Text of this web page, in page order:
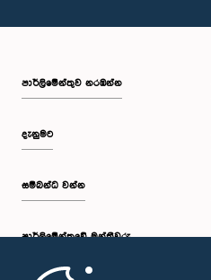
පාර්ලි‌මේන්තුව නරඹන්න
දැනුමට
සම්බන්ධ වන්න
පාර්ලි‌මේන්තුවේ මන්ත්‍රීවරු